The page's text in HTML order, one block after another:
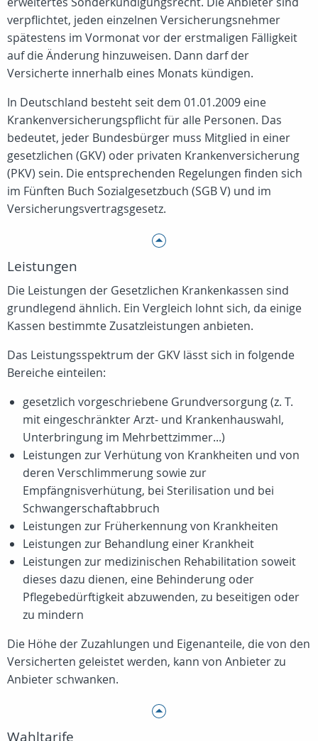
verpflichtet, jeden einzelnen Versicherungsnehmer
spätestens im Vormonat vor der erstmaligen Fälligkeit
auf die Änderung hinzuweisen. Dann darf der
Versicherte innerhalb eines Monats kündigen.
In Deutschland besteht seit dem 01.01.2009 eine
Krankenversicherungspflicht für alle Personen. Das
bedeutet, jeder Bundesbürger muss Mitglied in einer
gesetzlichen (GKV) oder privaten Krankenversicherung
(PKV) sein. Die entsprechenden Regelungen finden sich
im Fünften Buch Sozialgesetzbuch (SGB V) und im
Versicherungsvertragsgesetz.
Leistungen
Die Leistungen der Gesetzlichen Krankenkassen sind
grundlegend ähnlich. Ein Vergleich lohnt sich, da einige
Kassen bestimmte Zusatzleistungen anbieten.
Das Leistungsspektrum der GKV lässt sich in folgende
Bereiche einteilen:
gesetzlich vorgeschriebene Grundversorgung (z. T.
mit eingeschränkter Arzt- und Krankenhauswahl,
Unterbringung im Mehrbettzimmer...)
Leistungen zur Verhütung von Krankheiten und von
deren Verschlimmerung sowie zur
Empfängnisverhütung, bei Sterilisation und bei
Schwangerschaftabbruch
Leistungen zur Früherkennung von Krankheiten
Leistungen zur Behandlung einer Krankheit
Leistungen zur medizinischen Rehabilitation soweit
dieses dazu dienen, eine Behinderung oder
Pflegebedürftigkeit abzuwenden, zu beseitigen oder
zu mindern
Die Höhe der Zuzahlungen und Eigenanteile, die von den
Versicherten geleistet werden, kann von Anbieter zu
Anbieter schwanken.
Wahltarife